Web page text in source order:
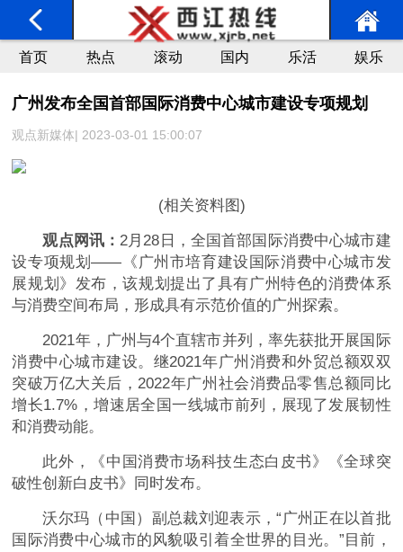
首页 热点 滚动 国内 乐活 娱乐
广州发布全国首部国际消费中心城市建设专项规划
观点新媒体| 2023-03-01 15:00:07
(相关资料图)
观点网讯：2月28日，全国首部国际消费中心城市建
设专项规划——《广州市培育建设国际消费中心城市发
展规划》发布，该规划提出了具有广州特色的消费体系
与消费空间布局，形成具有示范价值的广州探索。
2021年，广州与4个直辖市并列，率先获批开展国际
消费中心城市建设。继2021年广州消费和外贸总额双双
突破万亿大关后，2022年广州社会消费品零售总额同比
增长1.7%，增速居全国一线城市前列，展现了发展韧性
和消费动能。
此外，《中国消费市场科技生态白皮书》《全球突
破性创新白皮书》同时发布。
沃尔玛（中国）副总裁刘迎表示，“广州正在以首批
国际消费中心城市的风貌吸引着全世界的目光。”目前，